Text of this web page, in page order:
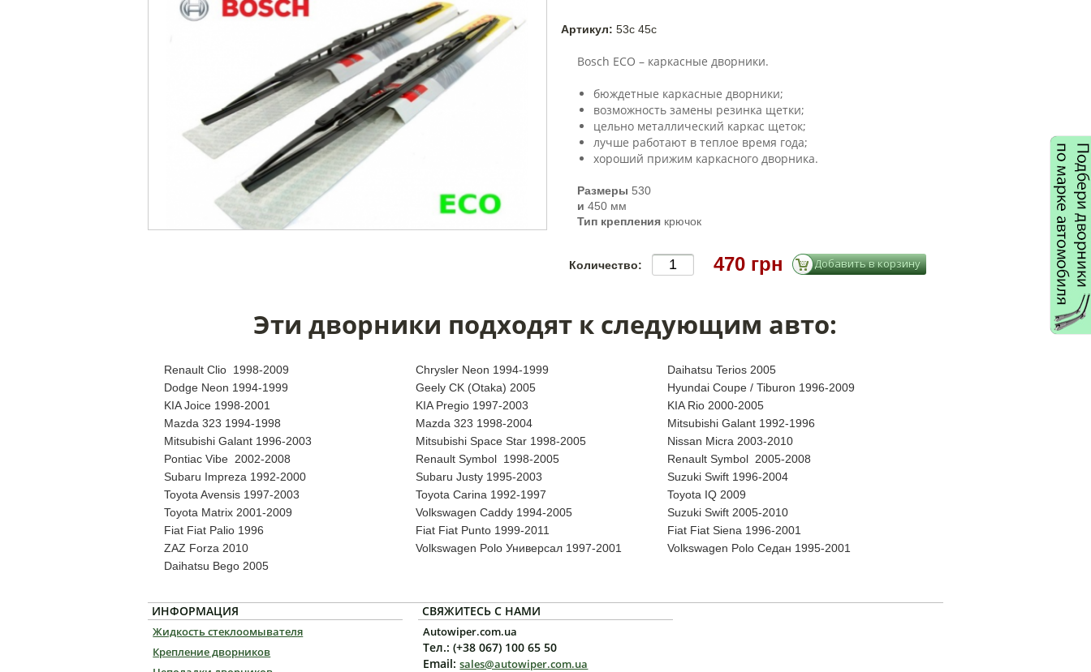
Артикул:53c 45c
Bosch ECO – каркасные дворники.
бюждетные каркасные дворники;
возможность замены резинка щетки;
цельно металлический каркас щеток;
лучше работают в теплое время года;
хороший прижим каркасного дворника.
Размеры 530
и 450 мм
Тип крепления крючок
Количество: 470 грн
Эти дворники подходят к следующим авто:
Renault Clio 1998-2009 Chrysler Neon 1994-1999
Daihatsu Terios 2005
Dodge Neon 1994-1999
Geely CK (Otaka) 2005
Hyundai Coupe / Tiburon 1996-2009
KIA Joice 1998-2001
KIA Pregio 1997-2003
KIA Rio 2000-2005
Mazda 323 1994-1998
Mazda 323 1998-2004
Mitsubishi Galant 1992-1996
Mitsubishi Galant 1996-2003
Mitsubishi Space Star 1998-2005
Nissan Micra 2003-2010
Pontiac Vibe 2002-2008
Renault Symbol 1998-2005
Renault Symbol 2005-2008
Subaru Impreza 1992-2000
Subaru Justy 1995-2003
Suzuki Swift 1996-2004
Toyota Avensis 1997-2003
Toyota Carina 1992-1997
Toyota IQ 2009
Toyota Matrix 2001-2009
Volkswagen Caddy 1994-2005
Suzuki Swift 2005-2010
Fiat Fiat Palio 1996
Fiat Fiat Punto 1999-2011
Fiat Fiat Siena 1996-2001
ZAZ Forza 2010
Volkswagen Polo Универсал 1997-2001
Volkswagen Polo Седан 1995-2001
Daihatsu Bego 2005
ИНФОРМАЦИЯ
Жидкость стеклоомывателя
Крепление дворников
СВЯЖИТЕСЬ С НАМИ
Autowiper.com.ua
Тел.: (+38 067) 100 65 50
Email:sales@autowiper.com.ua